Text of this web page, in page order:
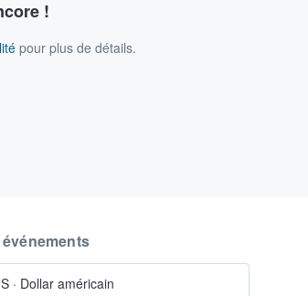
!
pour plus de détails.
· Dollar américain